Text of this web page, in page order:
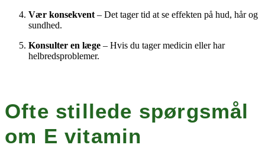
Vær konsekvent – Det tager tid at se effekten på hud, hår og
sundhed.
Konsulter en læge – Hvis du tager medicin eller har
helbredsproblemer.
Ofte stillede spørgsmål
om E vitamin